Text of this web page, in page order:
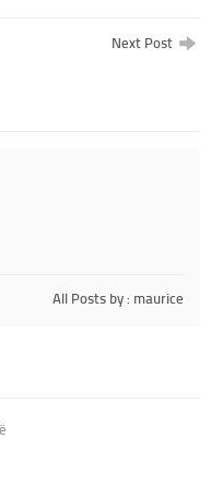
Next Post
All Posts by : maurice